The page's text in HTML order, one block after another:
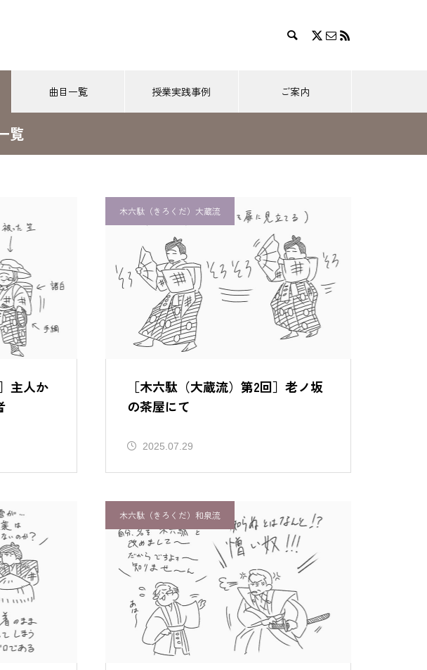
曲目一覧 授業実践事例 ご案内
相撲（現代の狂言）第2回］帰
う日本の相撲取り
2026.05.26
［唐相撲（現代の狂言）第3回］唐
人相手の相撲
めに］登場
人物とあらすじ
寝音曲（大蔵流）
て出かける
［附子 第2回］「附子」を前に
くつろぐ二人
子」を食べ
［附子 第5回］主人対策を講じ
る二人
覧
主人か
木六駄（きろくだ）大蔵流
［木六駄（大蔵流）第2回］老ノ坂
の茶屋にて
2025.07.29
木六駄（きろくだ）和泉流